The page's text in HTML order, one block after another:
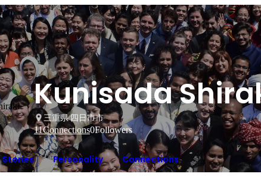
Kunisada
三重県 四日市市
11Connections0Followers
Stories Personality Connections